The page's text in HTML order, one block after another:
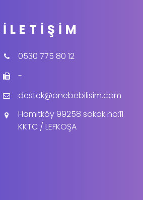
İLETIŞIM
0530 775 80 12
-
destek@onebebilisim.com
Hamitköy 99258 sokak no:11
KKTC / LEFKOŞA